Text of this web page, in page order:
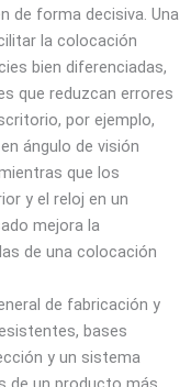
de forma decisiva. Una
la colocación
bien diferenciadas,
que reduzcan errores
por ejemplo,
ángulo de visión
que los
y el reloj en un
mejora la
de una colocación
de fabricación y
bases
y un sistema